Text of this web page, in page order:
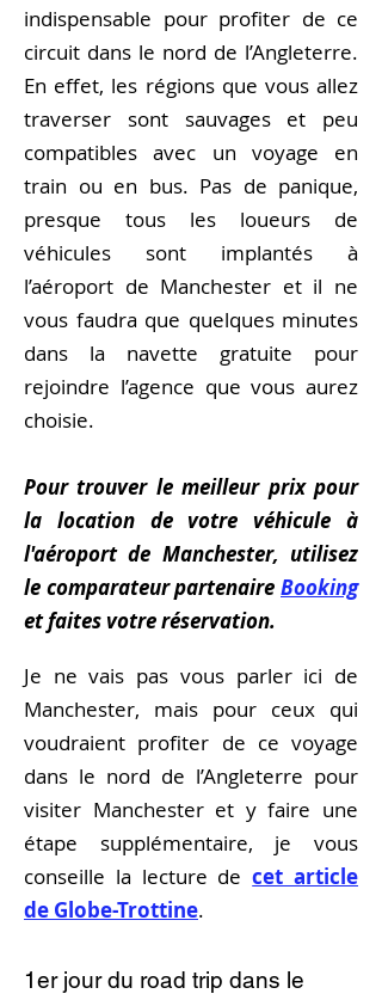
indispensable pour profiter de ce
circuit dans le nord de l’Angleterre.
En effet, les régions que vous allez
traverser sont sauvages et peu
compatibles avec un voyage en
train ou en bus. Pas de panique,
presque tous les loueurs de
véhicules sont implantés à
l’aéroport de Manchester et il ne
vous faudra que quelques minutes
dans la navette gratuite pour
rejoindre l’agence que vous aurez
choisie.
Pour trouver le meilleur prix pour
la location de votre véhicule à
l'aéroport de Manchester, utilisez
le comparateur partenaire Booking
et faites votre réservation.
Je ne vais pas vous parler ici de
Manchester, mais pour ceux qui
voudraient profiter de ce voyage
dans le nord de l’Angleterre pour
visiter Manchester et y faire une
étape supplémentaire, je vous
conseille la lecture decet article
de Globe-Trottine.
1er jour du road trip dans le